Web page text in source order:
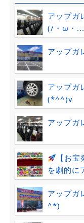
アップ
(/・ω・
アップ
アップガ
(*^^)v
アップ
【お
を劇的に
アップ
^*)